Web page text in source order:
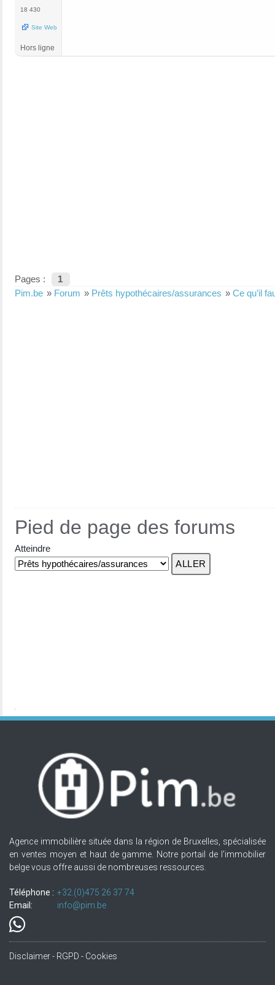
18 430
Site Web
Hors ligne
Pages :
1
Pim.be » Forum » Prêts hypothécaires/assurances » Ce qu’il
Pied de page des forums
Atteindre
Agence immobilière située dans la région de Bruxelles, spécialisée
en ventes moyen et haut de gamme. Notre portail de l'immobilier
belge vous offre aussi de nombreuses ressources.
Téléphone : +32.(0)475 26 37 74
Email:
info@pim.be
Disclaimer - RGPD - Cookies